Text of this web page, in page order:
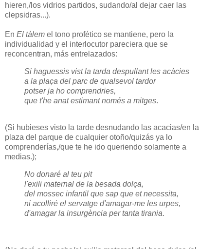
hieren,/los vidrios partidos, sudando/al dejar caer las
clepsidras...).
En El tàlem el tono profético se mantiene, pero la
individualidad y el interlocutor pareciera que se
reconcentran, más entrelazados:
Si haguessis vist la tarda despullant les acàcies
a la plaça del parc de qualsevol tardor
potser ja ho comprendries,
que t'he anat estimant només a mitges.
(Si hubieses visto la tarde desnudando las acacias/en la
plaza del parque de cualquier otoño/quizás ya lo
comprenderías,/que te he ido queriendo solamente a
medias.);
No donaré al teu pit
l'exili maternal de la besada dolça,
del mossec infantil que sap que et necessita,
ni acolliré el servatge d'amagar-me les urpes,
d'amagar la insurgència per tanta tirania.